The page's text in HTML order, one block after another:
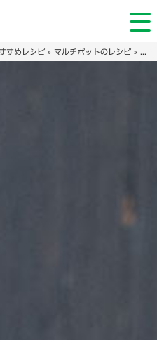
すめレシピ» マルチポットのレシピ» 米から炊くおかゆ